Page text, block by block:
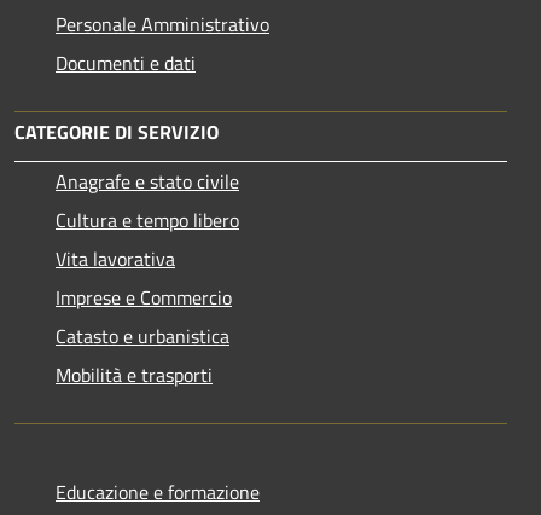
Personale Amministrativo
Documenti e dati
CATEGORIE DI SERVIZIO
Anagrafe e stato civile
Cultura e tempo libero
Vita lavorativa
Imprese e Commercio
Catasto e urbanistica
Mobilità e trasporti
Educazione e formazione